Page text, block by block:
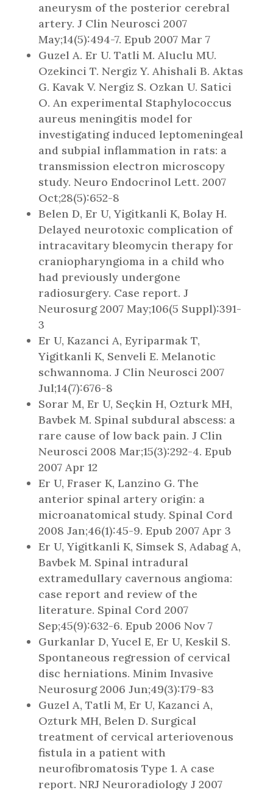
aneurysm of the posterior cerebral
artery. J Clin Neurosci 2007
May;14(5):494-7. Epub 2007 Mar 7
Guzel A. Er U. Tatli M. Aluclu MU.
Ozekinci T. Nergiz Y. Ahishali B. Aktas
G. Kavak V. Nergiz S. Ozkan U. Satici
O. An experimental Staphylococcus
aureus meningitis model for
investigating induced leptomeningeal
and subpial inflammation in rats: a
transmission electron microscopy
study. Neuro Endocrinol Lett. 2007
Oct;28(5):652-8
Belen D, Er U, Yigitkanli K, Bolay H.
Delayed neurotoxic complication of
intracavitary bleomycin therapy for
craniopharyngioma in a child who
had previously undergone
radiosurgery. Case report. J
Neurosurg 2007 May;106(5 Suppl):391-
3
Er U, Kazanci A, Eyriparmak T,
Yigitkanli K, Senveli E. Melanotic
schwannoma. J Clin Neurosci 2007
Jul;14(7):676-8
Sorar M, Er U, Seçkin H, Ozturk MH,
Bavbek M. Spinal subdural abscess: a
rare cause of low back pain. J Clin
Neurosci 2008 Mar;15(3):292-4. Epub
2007 Apr 12
Er U, Fraser K, Lanzino G. The
anterior spinal artery origin: a
microanatomical study. Spinal Cord
2008 Jan;46(1):45-9. Epub 2007 Apr 3
Er U, Yigitkanli K, Simsek S, Adabag A,
Bavbek M. Spinal intradural
extramedullary cavernous angioma:
case report and review of the
literature. Spinal Cord 2007
Sep;45(9):632-6. Epub 2006 Nov 7
Gurkanlar D, Yucel E, Er U, Keskil S.
Spontaneous regression of cervical
disc herniations. Minim Invasive
Neurosurg 2006 Jun;49(3):179-83
Guzel A, Tatli M, Er U, Kazanci A,
Ozturk MH, Belen D. Surgical
treatment of cervical arteriovenous
fistula in a patient with
neurofibromatosis Type 1. A case
report. NRJ Neuroradiology J 2007